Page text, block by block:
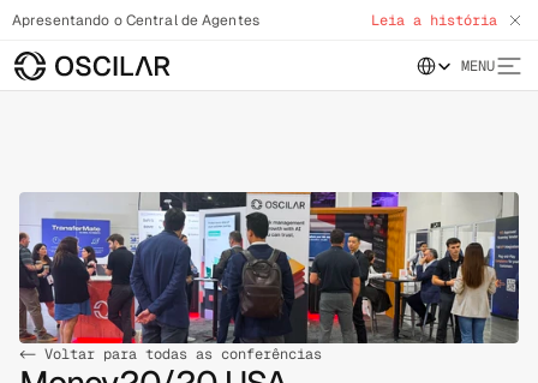
Apresentando o Central de Agentes Leia a história
Select Language
MENU
<- Voltar para todas as conferências